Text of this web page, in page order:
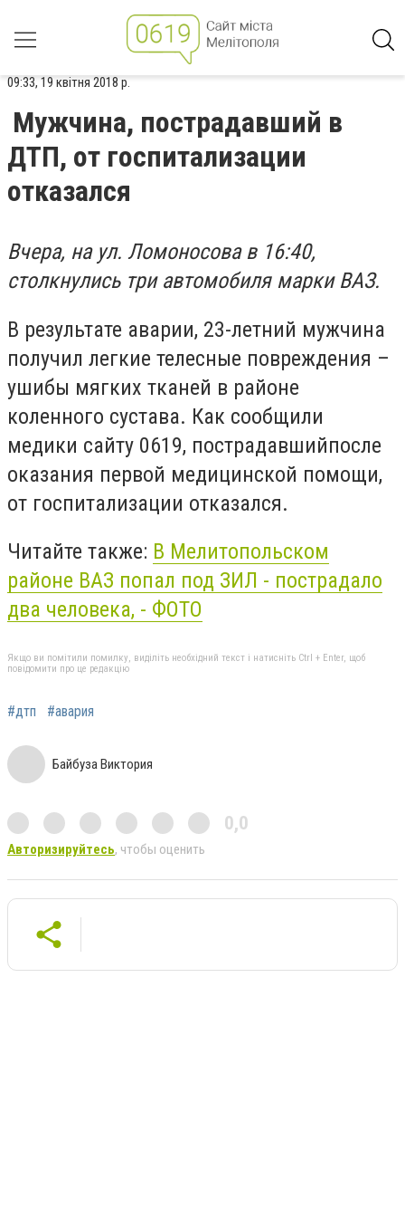
09:33, 19 квітня 2018 р.
Мужчина, пострадавший в
ДТП, от госпитализации
отказался
Вчера, на ул. Ломоносова в 16:40,
столкнулись три автомобиля марки ВАЗ.
В результате аварии, 23-летний мужчина
получил легкие телесные повреждения –
ушибы мягких тканей в районе
коленного сустава. Как сообщили
медики сайту 0619, пострадавшийпосле
оказания первой медицинской помощи,
от госпитализации отказался.
Читайте также: В Мелитопольском
районе ВАЗ попал под ЗИЛ - пострадало
два человека, - ФОТО
Якщо ви помітили помилку, виділіть необхідний текст і натисніть Ctrl + Enter, щоб
повідомити про це редакцію
#дтп #авария
Байбуза Виктория
0,0
Авторизируйтесь, чтобы оценить